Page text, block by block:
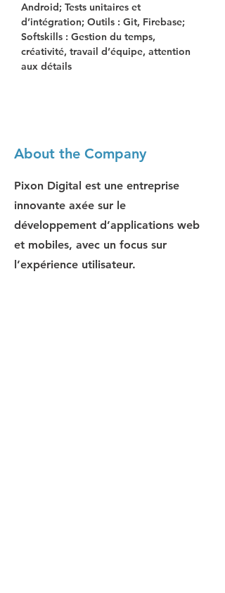
Android; Tests unitaires et
d’intégration; Outils : Git, Firebase;
Softskills : Gestion du temps,
créativité, travail d’équipe, attention
aux détails
About the Company
Pixon Digital est une entreprise
innovante axée sur le
développement d’applications web
et mobiles, avec un focus sur
l’expérience utilisateur.